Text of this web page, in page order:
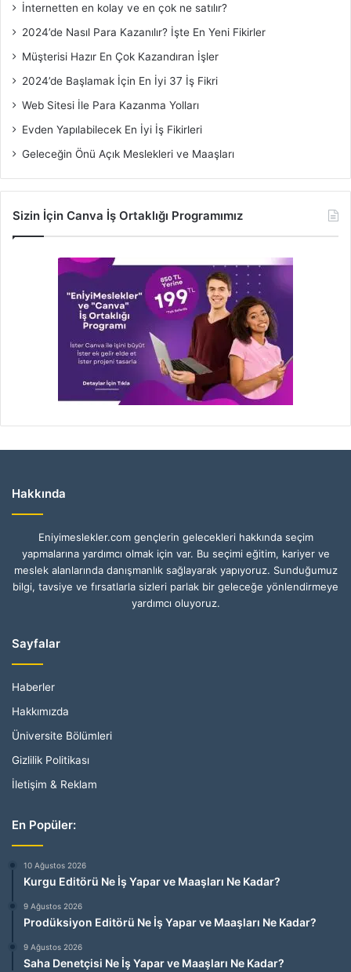
İnternetten en kolay ve en çok ne satılır?
2024’de Nasıl Para Kazanılır? İşte En Yeni Fikirler
Müşterisi Hazır En Çok Kazandıran İşler
2024’de Başlamak İçin En İyi 37 İş Fikri
Web Sitesi İle Para Kazanma Yolları
Evden Yapılabilecek En İyi İş Fikirleri
Geleceğin Önü Açık Meslekleri ve Maaşları
Sizin İçin Canva İş Ortaklığı Programımız
Hakkında
Eniyimeslekler.com gençlerin gelecekleri hakkında seçim
yapmalarına yardımcı olmak için var. Bu seçimi eğitim, kariyer ve
meslek alanlarında danışmanlık sağlayarak yapıyoruz. Sunduğumuz
bilgi, tavsiye ve fırsatlarla sizleri parlak bir geleceğe yönlendirmeye
yardımcı oluyoruz.
Sayfalar
Haberler
Hakkımızda
Üniversite Bölümleri
Gizlilik Politikası
İletişim & Reklam
En Popüler:
10 Ağustos 2026
Kurgu Editörü Ne İş Yapar ve Maaşları Ne Kadar?
9 Ağustos 2026
Prodüksiyon Editörü Ne İş Yapar ve Maaşları Ne Kadar?
9 Ağustos 2026
Saha Denetçisi Ne İş Yapar ve Maaşları Ne Kadar?